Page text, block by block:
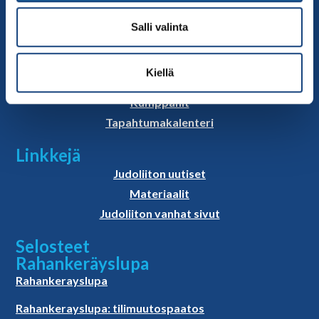
Salli valinta
Kiellä
Sivut
Yhteystiedot
Judoliiton henkilöstö
Kumppanit
Tapahtumakalenteri
Linkkejä
Judoliiton uutiset
Materiaalit
Judoliiton vanhat sivut
Selosteet
Rahankeräyslupa
Rahankerayslupa
Rahankerayslupa: tilimuutospaatos